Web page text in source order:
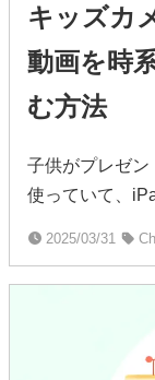
キッズカ
動画を時
む方法
子供がプレゼン
使っていて、
2025/03/31